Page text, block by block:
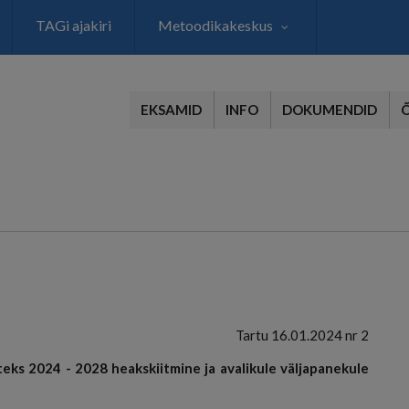
TAGi ajakiri Metoodikakeskus
EKSAMID INFO DOKUMENDID
Tartu 16.01.2024 nr 2
2024 - 2028 heakskiitmine ja avalikule väljapanekule